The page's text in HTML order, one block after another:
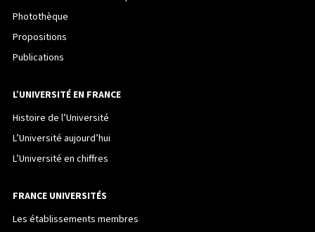
Photothèque
Propositions
Publications
L’UNIVERSITÉ EN FRANCE
Histoire de l’Université
L’Université aujourd’hui
L’Université en chiffres
FRANCE UNIVERSITÉS
Les établissements membres